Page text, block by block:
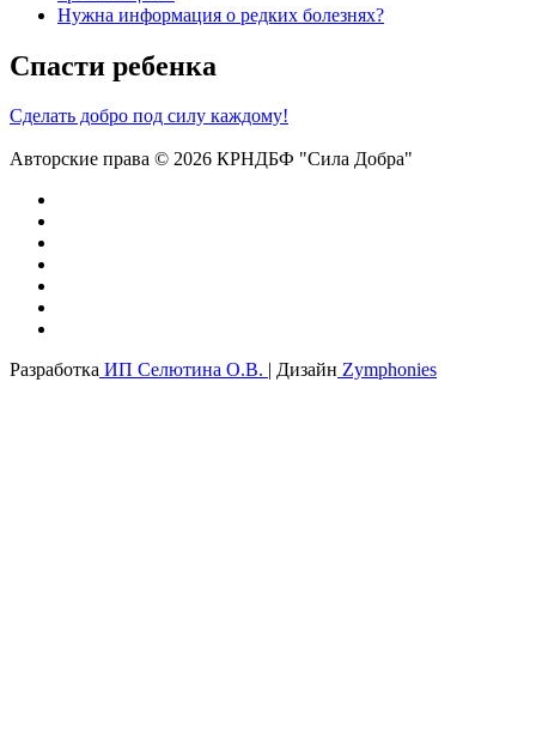
Нужна информация о редких болезнях?
Спасти ребенка
Сделать добро под силу каждому!
Авторские права © 2026 КРНДБФ "Сила Добра"
Разработка ИП Селютина О.В. | Дизайн Zymphonies